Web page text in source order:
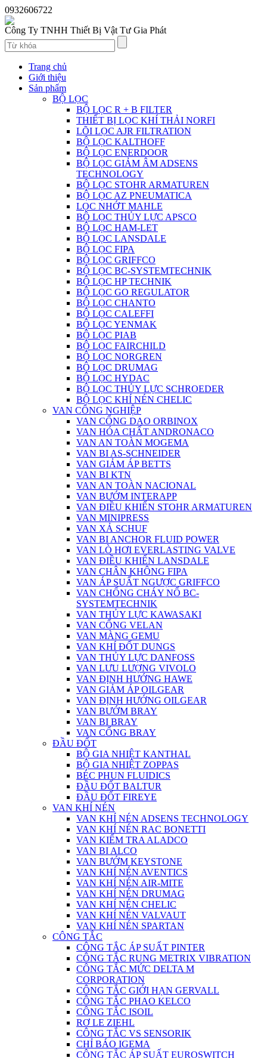
0932606722
Công Ty TNHH Thiết Bị Vật Tư Gia Phát
Trang chủ
Giới thiệu
Sản phẩm
BỘ LỌC
BỘ LỌC R + B FILTER
THIẾT BỊ LỌC KHÍ THẢI NORFI
LÕI LỌC AJR FILTRATION
BỘ LỌC KALTHOFF
BỘ LỌC ENERDOOR
BỘ LỌC GIẢM ÂM ADSENS
TECHNOLOGY
BỘ LỌC STOHR ARMATUREN
BỘ LỌC AZ PNEUMATICA
LỌC NHỚT MAHLE
BỘ LỌC THỦY LỰC APSCO
BỘ LỌC HAM-LET
BỘ LỌC LANSDALE
BỘ LỌC FIPA
BỘ LỌC GRIFFCO
BỘ LỌC BC-SYSTEMTECHNIK
BỘ LỌC HP TECHNIK
BỘ LỌC GO REGULATOR
BỘ LỌC CHANTO
BỘ LỌC CALEFFI
BỘ LỌC YENMAK
BỘ LỌC PIAB
BỘ LỌC FAIRCHILD
BỘ LỌC NORGREN
BỘ LỌC DRUMAG
BỘ LỌC HYDAC
BỘ LỌC THỦY LỰC SCHROEDER
BỘ LỌC KHÍ NÉN CHELIC
VAN CÔNG NGHIỆP
VAN CỔNG DAO ORBINOX
VAN HÓA CHẤT ANDRONACO
VAN AN TOÀN MOGEMA
VAN BI AS-SCHNEIDER
VAN GIẢM ÁP BETTS
VAN BI KTN
VAN AN TOÀN NACIONAL
VAN BƯỚM INTERAPP
VAN ĐIỀU KHIỂN STOHR ARMATUREN
VAN MINIPRESS
VAN XẢ SCHUF
VAN BI ANCHOR FLUID POWER
VAN LÒ HƠI EVERLASTING VALVE
VAN ĐIỀU KHIỂN LANSDALE
VAN CHÂN KHÔNG FIPA
VAN ÁP SUẤT NGƯỢC GRIFFCO
VAN CHỐNG CHÁY NỔ BC-
SYSTEMTECHNIK
VAN THỦY LỰC KAWASAKI
VAN CỔNG VELAN
VAN MÀNG GEMU
VAN KHÍ ĐỐT DUNGS
VAN THỦY LỰC DANFOSS
VAN LƯU LƯỢNG VIVOLO
VAN ĐỊNH HƯỚNG HAWE
VAN GIẢM ÁP OILGEAR
VAN ĐỊNH HƯỚNG OILGEAR
VAN BƯỚM BRAY
VAN BI BRAY
VAN CỔNG BRAY
ĐẦU ĐỐT
BỘ GIA NHIỆT KANTHAL
BỘ GIA NHIỆT ZOPPAS
BÉC PHUN FLUIDICS
ĐẦU ĐỐT BALTUR
ĐẦU ĐỐT FIREYE
VAN KHÍ NÉN
VAN KHÍ NÉN ADSENS TECHNOLOGY
VAN KHÍ NÉN RAC BONETTI
VAN KIỂM TRA ALADCO
VAN BI ALCO
VAN BƯỚM KEYSTONE
VAN KHÍ NÉN AVENTICS
VAN KHÍ NÉN AIR-MITE
VAN KHÍ NÉN DRUMAG
VAN KHÍ NÉN CHELIC
VAN KHÍ NÉN VALVAUT
VAN KHÍ NÉN SPARTAN
CÔNG TẮC
CÔNG TẮC ÁP SUẤT PINTER
CÔNG TẮC RUNG METRIX VIBRATION
CÔNG TẮC MỨC DELTA M
CORPORATION
CÔNG TẮC GIỚI HẠN GERVALL
CÔNG TẮC PHAO KELCO
CÔNG TẮC ISOIL
RƠ LE ZIEHL
CÔNG TẮC VS SENSORIK
CHỈ BÁO IGEMA
CÔNG TẮC ÁP SUẤT EUROSWITCH